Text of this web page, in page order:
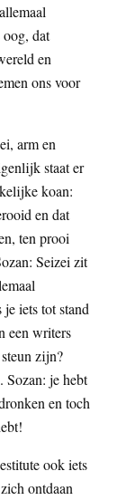
dat
en
ons voor
arm en
staat er
koan:
en dat
ten prooi
Seizei zit
iets tot stand
een writers
zijn?
Sozan: je hebt
en toch
ook iets
ontdaan